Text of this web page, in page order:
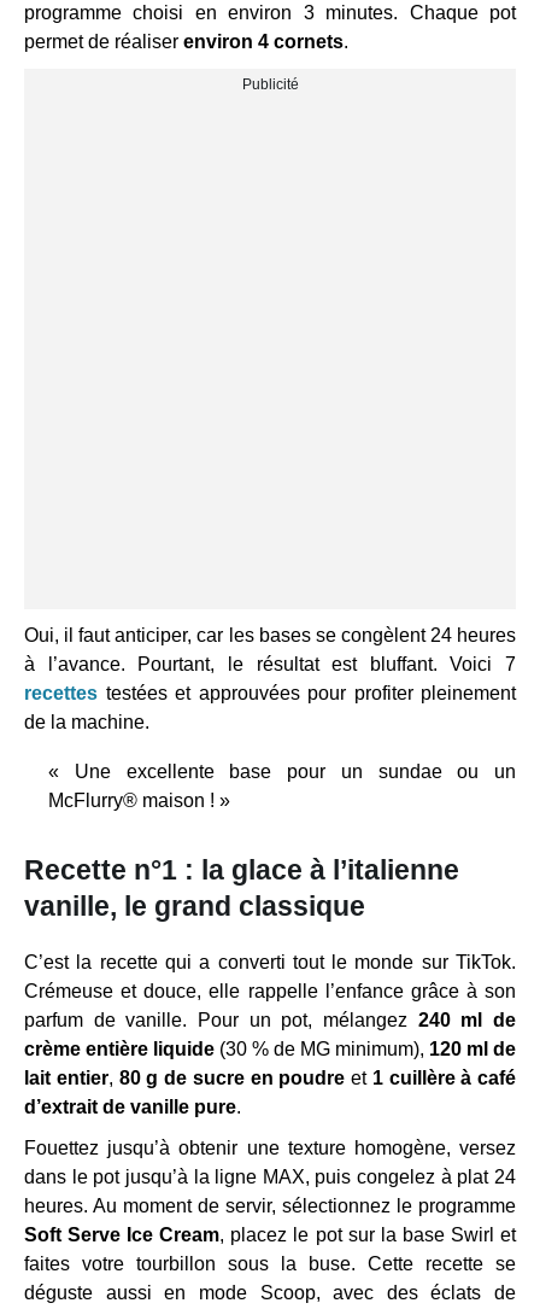
programme choisi en environ 3 minutes. Chaque pot
permet de réaliser environ 4 cornets.
Oui, il faut anticiper, car les bases se congèlent 24 heures
à l’avance. Pourtant, le résultat est bluffant. Voici 7
recettes testées et approuvées pour profiter pleinement
de la machine.
« Une excellente base pour un sundae ou un
McFlurry® maison ! »
Recette n°1 : la glace à l’italienne
vanille, le grand classique
C’est la recette qui a converti tout le monde sur TikTok.
Crémeuse et douce, elle rappelle l’enfance grâce à son
parfum de vanille. Pour un pot, mélangez 240 ml de
crème entière liquide (30 % de MG minimum), 120 ml de
lait entier, 80 g de sucre en poudre et 1 cuillère à café
d’extrait de vanille pure.
Fouettez jusqu’à obtenir une texture homogène, versez
dans le pot jusqu’à la ligne MAX, puis congelez à plat 24
heures. Au moment de servir, sélectionnez le programme
Soft Serve Ice Cream, placez le pot sur la base Swirl et
faites votre tourbillon sous la buse. Cette recette se
déguste aussi en mode Scoop, avec des éclats de